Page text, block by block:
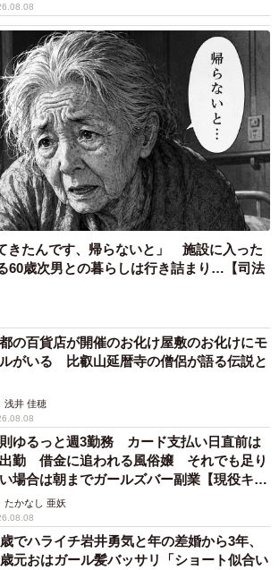
きたんです、帰らないと」 施設に入った
60歳次男との暮らしは行き詰まり…【司法
の百貨店が開催のお化け屋敷のお化けにモ
がいる 比叡山延暦寺の僧侶が語る伝説と
浅井 佳穂
ゆるっと週3勤務 カード支払い日直前は
勤 借金に追われる風俗嬢 それでも足り
場合は朝までガールズバー副業【現役キャ
に取材】
たかなし 亜妖
でハライチ岩井勇気と年の差婚から3年、
元おはガール髪バッサリ「ショート似合い